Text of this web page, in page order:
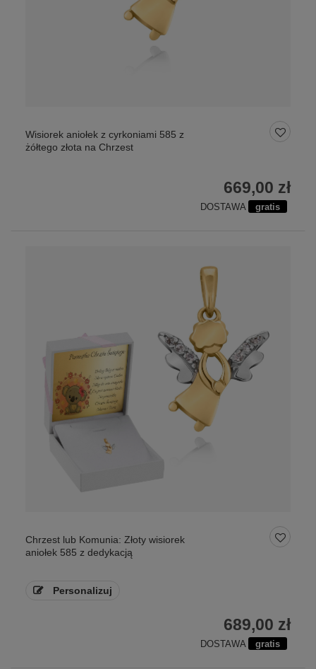
Wisiorek aniołek z cyrkoniami 585 z
żółtego złota na Chrzest
669,00 zł
DOSTAWA gratis
Chrzest lub Komunia: Złoty wisiorek
aniołek 585 z dedykacją
Personalizuj
689,00 zł
DOSTAWA gratis